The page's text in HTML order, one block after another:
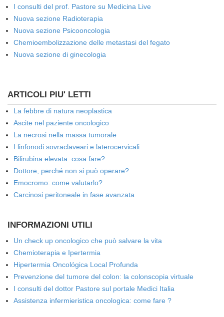
I consulti del prof. Pastore su Medicina Live
Nuova sezione Radioterapia
Nuova sezione Psicooncologia
Chemioembolizzazione delle metastasi del fegato
Nuova sezione di ginecologia
ARTICOLI PIU' LETTI
La febbre di natura neoplastica
Ascite nel paziente oncologico
La necrosi nella massa tumorale
I linfonodi sovraclaveari e laterocervicali
Bilirubina elevata: cosa fare?
Dottore, perché non si può operare?
Emocromo: come valutarlo?
Carcinosi peritoneale in fase avanzata
INFORMAZIONI UTILI
Un check up oncologico che può salvare la vita
Chemioterapia e Ipertermia
Hipertermia Oncológica Local Profunda
Prevenzione del tumore del colon: la colonscopia virtuale
I consulti del dottor Pastore sul portale Medici Italia
Assistenza infermieristica oncologica: come fare ?